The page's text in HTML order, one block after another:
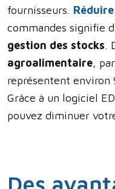
fournisseurs.
commandes signifie
gestion des stocks.
agroalimentaire,
représentent environ
Grâce à un logiciel
pouvez diminuer